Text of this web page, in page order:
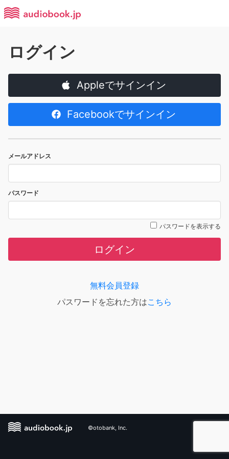
ログイン
Appleでサインイン
Facebookでサインイン
メールアドレス
パスワード
パスワードを表示する
ログイン
無料会員登録
パスワードを忘れた方はこちら
©otobank, Inc.